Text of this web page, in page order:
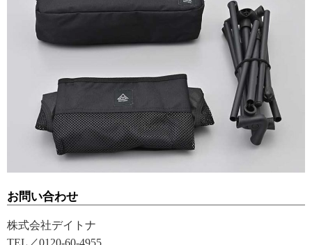
お問い合わせ
株式会社デイトナ
TEL／0120-60-4955